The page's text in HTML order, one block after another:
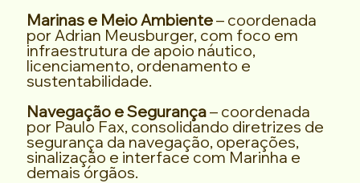
Marinas e Meio Ambiente– coordenada
por Adrian Meusburger, com foco em
infraestrutura de apoio náutico,
licenciamento, ordenamento e
sustentabilidade.
Navegação e Segurança– coordenada
por Paulo Fax, consolidando diretrizes de
segurança da navegação, operações,
sinalização e interface com Marinha e
demais órgãos.